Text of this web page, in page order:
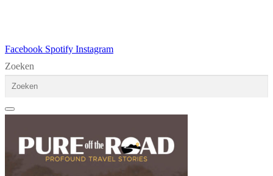
Facebook Spotify Instagram
Zoeken